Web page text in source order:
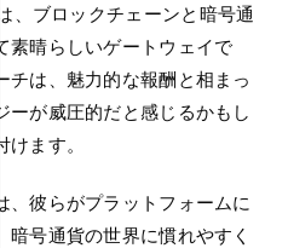
、ブロックチェーンと暗号通
素晴らしいゲートウェイで
チは、魅力的な報酬と相まっ
ーが威圧的だと感じるかもし
ます。
、彼らがプラットフォームに
暗号通貨の世界に慣れやすく